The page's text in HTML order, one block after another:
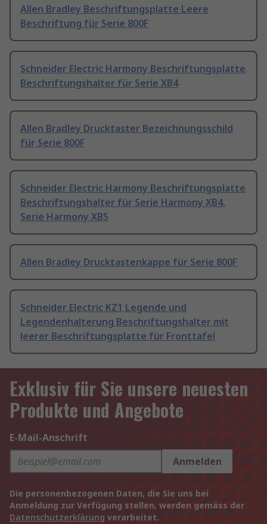
Allen Bradley Beschriftungsplatte Leere
Beschriftung für Serie 800F
Schneider Electric Harmony Beschriftungsplatte
Beschriftungshalter für Serie XB4
Allen Bradley Drucktaster Bezeichnungsschild
für Serie 800F
Schneider Electric Harmony Beschriftungsplatte
Beschriftungshalter für Serie Harmony XB4,
Serie Harmony XB5
Allen Bradley Drucktastenkappe für Serie 800F
Schneider Electric KZ1 Legende und
Legendenhalterung Beschriftungshalter mit
leerer Beschriftungsplatte für Fronttafel
Exklusiv für Sie unsere neuesten
Produkte und Angebote
E-Mail-Anschrift
Anmelden
Die personenbezogenen Daten, die Sie uns bei
Anmeldung zur Verfügung stellen, werden gemäss der
Datenschutzerklärung verarbeitet.